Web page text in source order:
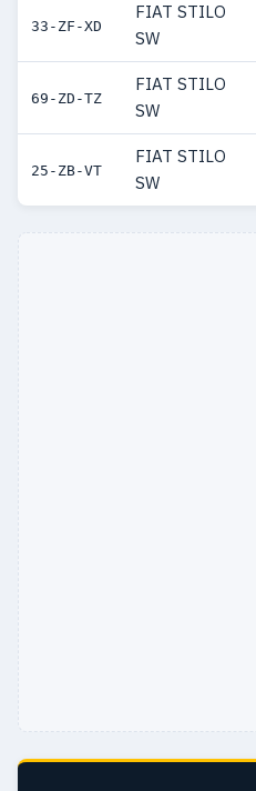
33-ZF-XD
FIAT STILO
SW
69-ZD-TZ
FIAT STILO
SW
25-ZB-VT
FIAT STILO
SW